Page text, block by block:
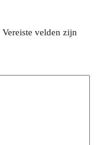
Vereiste velden zijn